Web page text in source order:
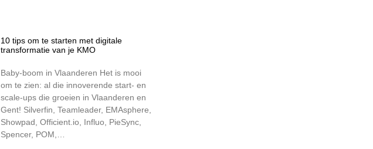
10 tips om te starten met digitale
transformatie van je KMO
Baby-boom in Vlaanderen Het is mooi
om te zien: al die innoverende start- en
scale-ups die groeien in Vlaanderen en
Gent! Silverfin, Teamleader, EMAsphere,
Showpad, Officient.io, Influo, PieSync,
Spencer, POM,…